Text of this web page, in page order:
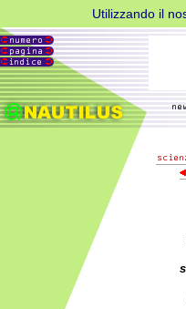
Utilizzando il